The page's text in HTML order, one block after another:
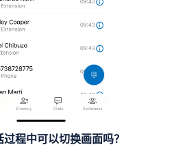
程中可以切换画面吗？